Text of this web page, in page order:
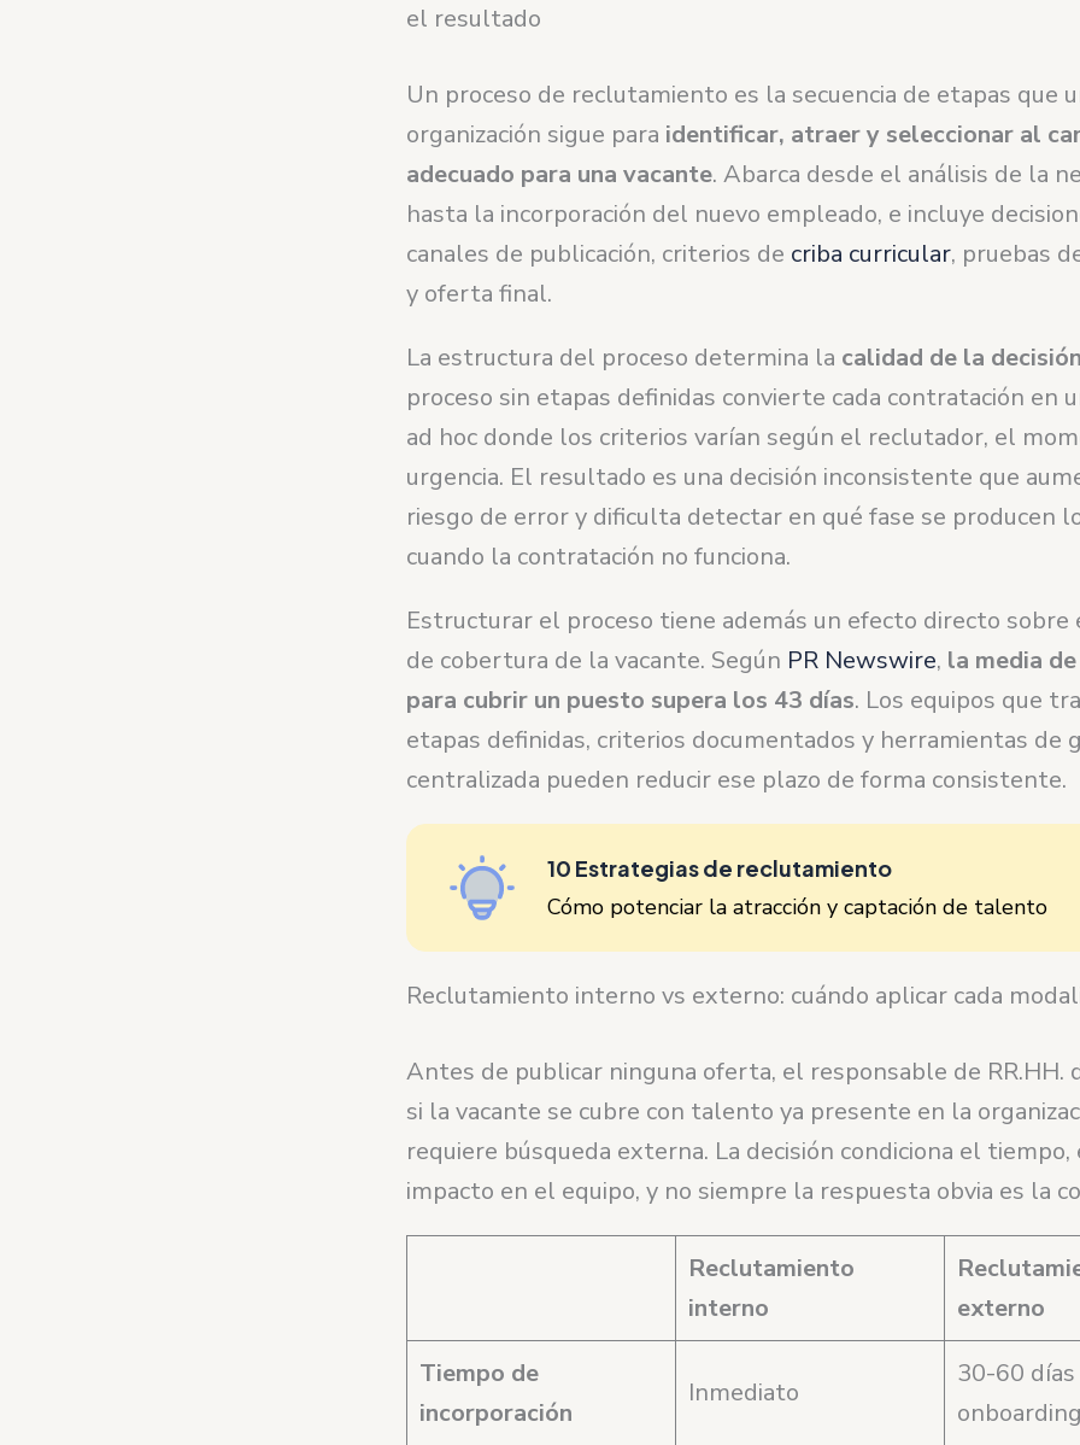
el resultado
Un proceso de reclutamiento es la secuencia de etapas que
organización sigue para identificar, atraer y seleccionar al
adecuado para una vacante. Abarca desde el análisis de la
hasta la incorporación del nuevo empleado, e incluye
canales de publicación, criterios de criba curricular, pruebas
y oferta final.
La estructura del proceso determina la calidad de la decisión
proceso sin etapas definidas convierte cada contratación en
ad hoc donde los criterios varían según el reclutador, el
urgencia. El resultado es una decisión inconsistente que
riesgo de error y dificulta detectar en qué fase se producen
cuando la contratación no funciona.
Estructurar el proceso tiene además un efecto directo sobre
de cobertura de la vacante. Según PR Newswire, la media
para cubrir un puesto supera los 43 días. Los equipos que
etapas definidas, criterios documentados y herramientas de
centralizada pueden reducir ese plazo de forma consistente.
10 Estrategias de reclutamiento
Cómo potenciar la atracción y captación de talento
Reclutamiento interno vs externo: cuándo aplicar cada
Antes de publicar ninguna oferta, el responsable de RR.HH.
si la vacante se cubre con talento ya presente en la
requiere búsqueda externa. La decisión condiciona el
impacto en el equipo, y no siempre la respuesta obvia es la
Reclutamiento
interno
externo
Tiempo de
incorporación
Inmediato
30-60 días
onboarding